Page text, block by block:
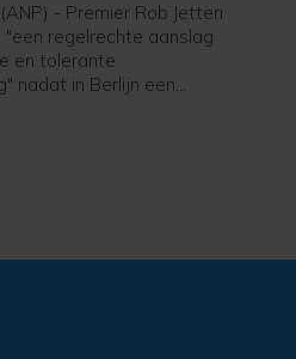
- Premier Rob Jetten
"een regelrechte aanslag
en tolerante
nadat in Berlijn een